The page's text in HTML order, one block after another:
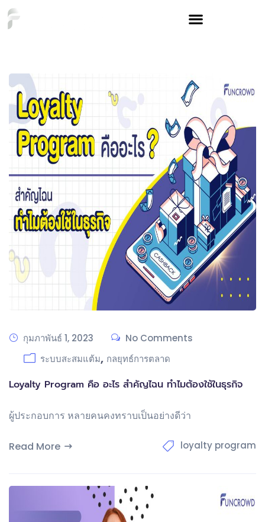
กุมภาพันธ์ 1, 2023
No Comments
ระบบสะสมแต้ม, กลยุทธ์การตลาด
Loyalty Program คือ อะไร สำคัญไฉน ทำไมต้องใช้ในธุรกิจ
ผู้ประกอบการ หลายคนคงทราบเป็นอย่างดีว่า
Read More loyalty program